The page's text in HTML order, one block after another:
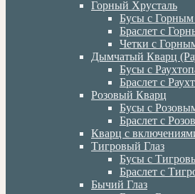
Горный Хрусталь
Бусы с Горным
Браслет с
Четки с
Дымчатый Кварц
Бусы с
Браслет с
Розовый Кварц
Бусы с
Браслет с
Кварц с
Тигровый Глаз
Бусы с
Браслет с
Бычий Глаз